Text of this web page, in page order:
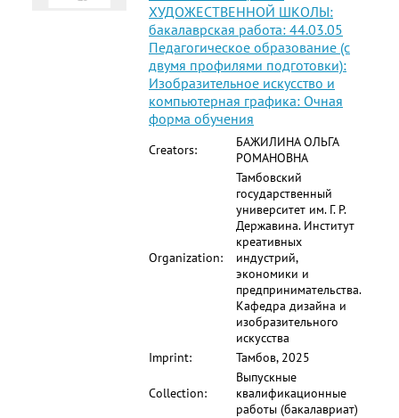
ХУДОЖЕСТВЕННОЙ ШКОЛЫ:
бакалаврская работа: 44.03.05
Педагогическое образование (с
двумя профилями подготовки):
Изобразительное искусство и
компьютерная графика: Очная
форма обучения
Creators:
БАЖИЛИНА ОЛЬГА
РОМАНОВНА
Organization:
Тамбовский
государственный
университет им. Г. Р.
Державина. Институт
креативных
индустрий,
экономики и
предпринимательства.
Кафедра дизайна и
изобразительного
искусства
Imprint:
Тамбов, 2025
Collection:
Выпускные
квалификационные
работы (бакалавриат)